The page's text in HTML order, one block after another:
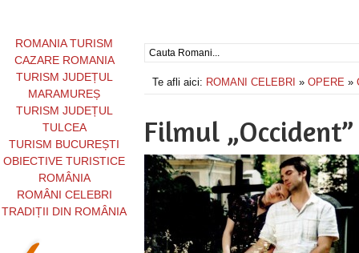
Te afli aici: ROMANI CELEBRI » OPERE »
Filmul „Occident”
ROMANIA TURISM
CAZARE ROMANIA
TURISM JUDEȚUL
MARAMUREȘ
TURISM JUDEȚUL
TULCEA
TURISM BUCUREȘTI
OBIECTIVE TURISTICE
ROMÂNIA
ROMÂNI CELEBRI
TRADIȚII DIN ROMÂNIA